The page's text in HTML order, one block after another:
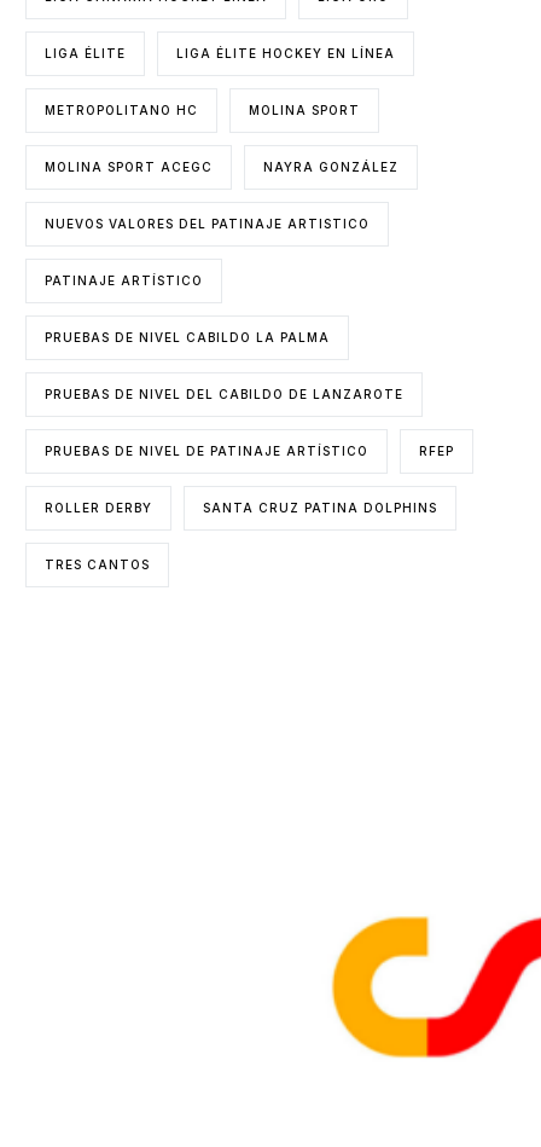
LIGA ÉLITE LIGA ÉLITE HOCKEY EN LÍNEA
METROPOLITANO HC MOLINA SPORT
MOLINA SPORT ACEGC NAYRA GONZÁLEZ
NUEVOS VALORES DEL PATINAJE ARTISTICO
PATINAJE ARTÍSTICO
PRUEBAS DE NIVEL CABILDO LA PALMA
PRUEBAS DE NIVEL DEL CABILDO DE LANZAROTE
PRUEBAS DE NIVEL DE PATINAJE ARTÍSTICO RFEP
ROLLER DERBY SANTA CRUZ PATINA DOLPHINS
TRES CANTOS